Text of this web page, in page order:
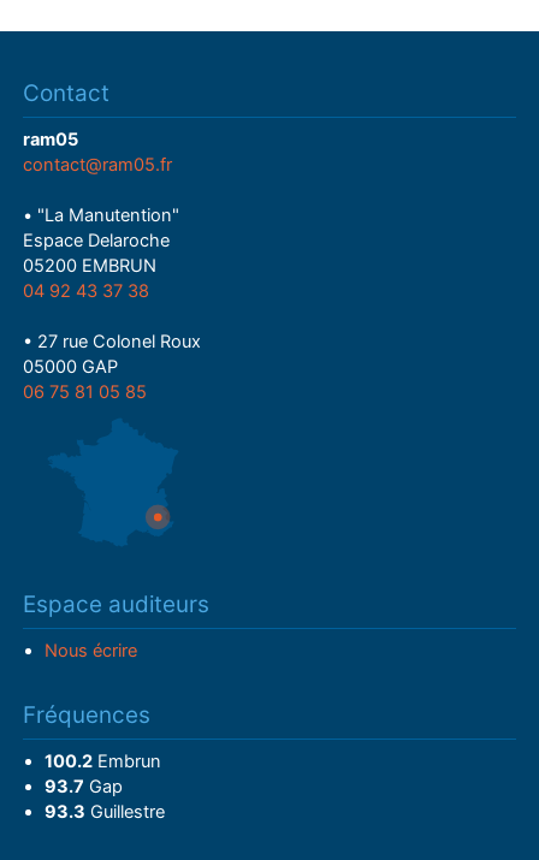
Contact
ram05
contact@ram05.fr
• "La Manutention"
Espace Delaroche
05200 EMBRUN
04 92 43 37 38
• 27 rue Colonel Roux
05000 GAP
06 75 81 05 85
Espace auditeurs
Nous écrire
Fréquences
100.2Embrun
93.7 Gap
93.3 Guillestre